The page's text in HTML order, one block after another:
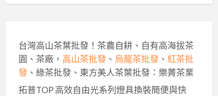
台灣高山茶葉批發！茶農自耕、自有高海拔茶
園、茶廠， 高山茶批發、 烏龍茶批發、 紅茶批
發、綠茶批發、東方美人茶葉批發：樂菁茶業
拓普TOP 高效自由光系列燈具換裝簡便與快